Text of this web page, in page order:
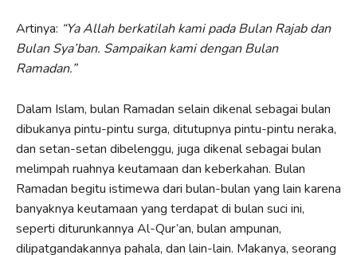
Artinya: “Ya Allah berkatilah kami pada Bulan Rajab dan
Bulan Sya’ban. Sampaikan kami dengan Bulan
Ramadan.”
Dalam Islam, bulan Ramadan selain dikenal sebagai bulan
dibukanya pintu-pintu surga, ditutupnya pintu-pintu neraka,
dan setan-setan dibelenggu, juga dikenal sebagai bulan
melimpah ruahnya keutamaan dan keberkahan. Bulan
Ramadan begitu istimewa dari bulan-bulan yang lain karena
banyaknya keutamaan yang terdapat di bulan suci ini,
seperti diturunkannya Al-Qur’an, bulan ampunan,
dilipatgandakannya pahala, dan lain-lain. Makanya, seorang